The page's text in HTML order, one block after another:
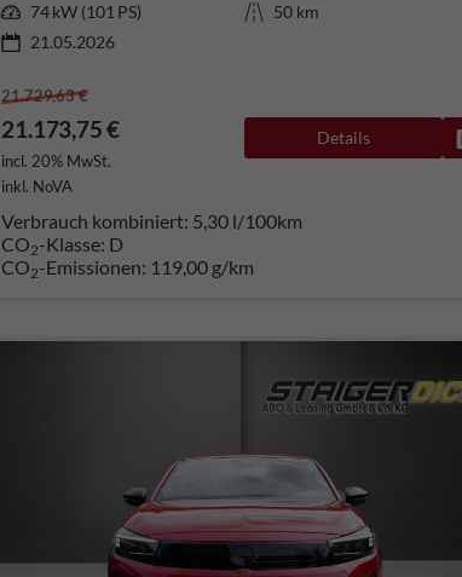
74 kW (101 PS)
50 km
21.05.2026
21.729,63 €
21.173,75 €
incl. 20% MwSt.
inkl. NoVA
Details
Verbrauch kombiniert: 5,30 l/100km
CO2-Klasse: D
CO2-Emissionen: 119,00 g/km